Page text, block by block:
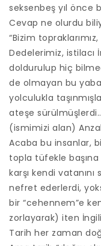
seksenbeş yıl önce
Cevap ne olurdu
“Bizim
Dedelerimiz, istilacı
doldurulup hiç
de olmayan bu
yolculukla
ateşe
(ismimizi alan)
Acaba bu insanlar,
topla tüfekle
karşı kendi
nefret ederlerdi,
bir “cehennem”e
zorlayarak) iten
Tarih her zaman